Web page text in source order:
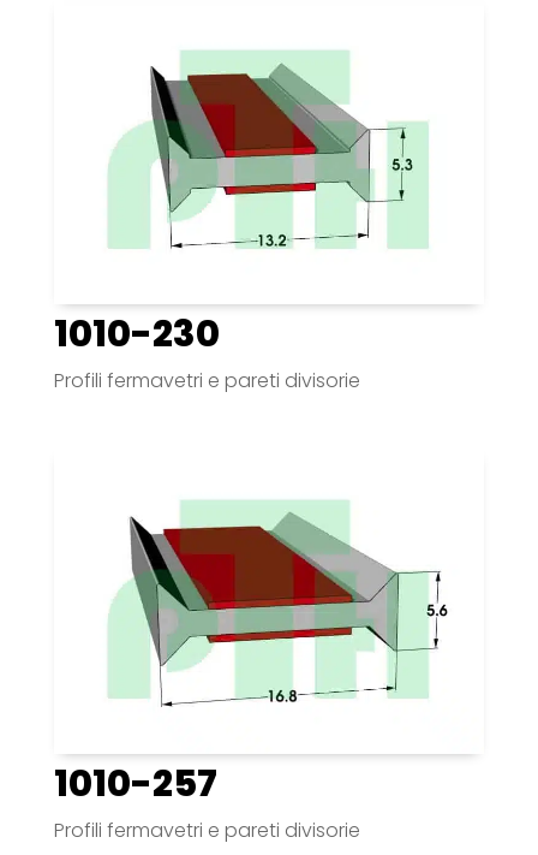
1010-230
Profili fermavetri e pareti divisorie
1010-257
Profili fermavetri e pareti divisorie